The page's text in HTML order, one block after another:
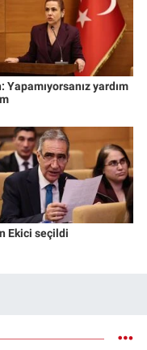
Yapamıyorsanız yardım
Ekici seçildi